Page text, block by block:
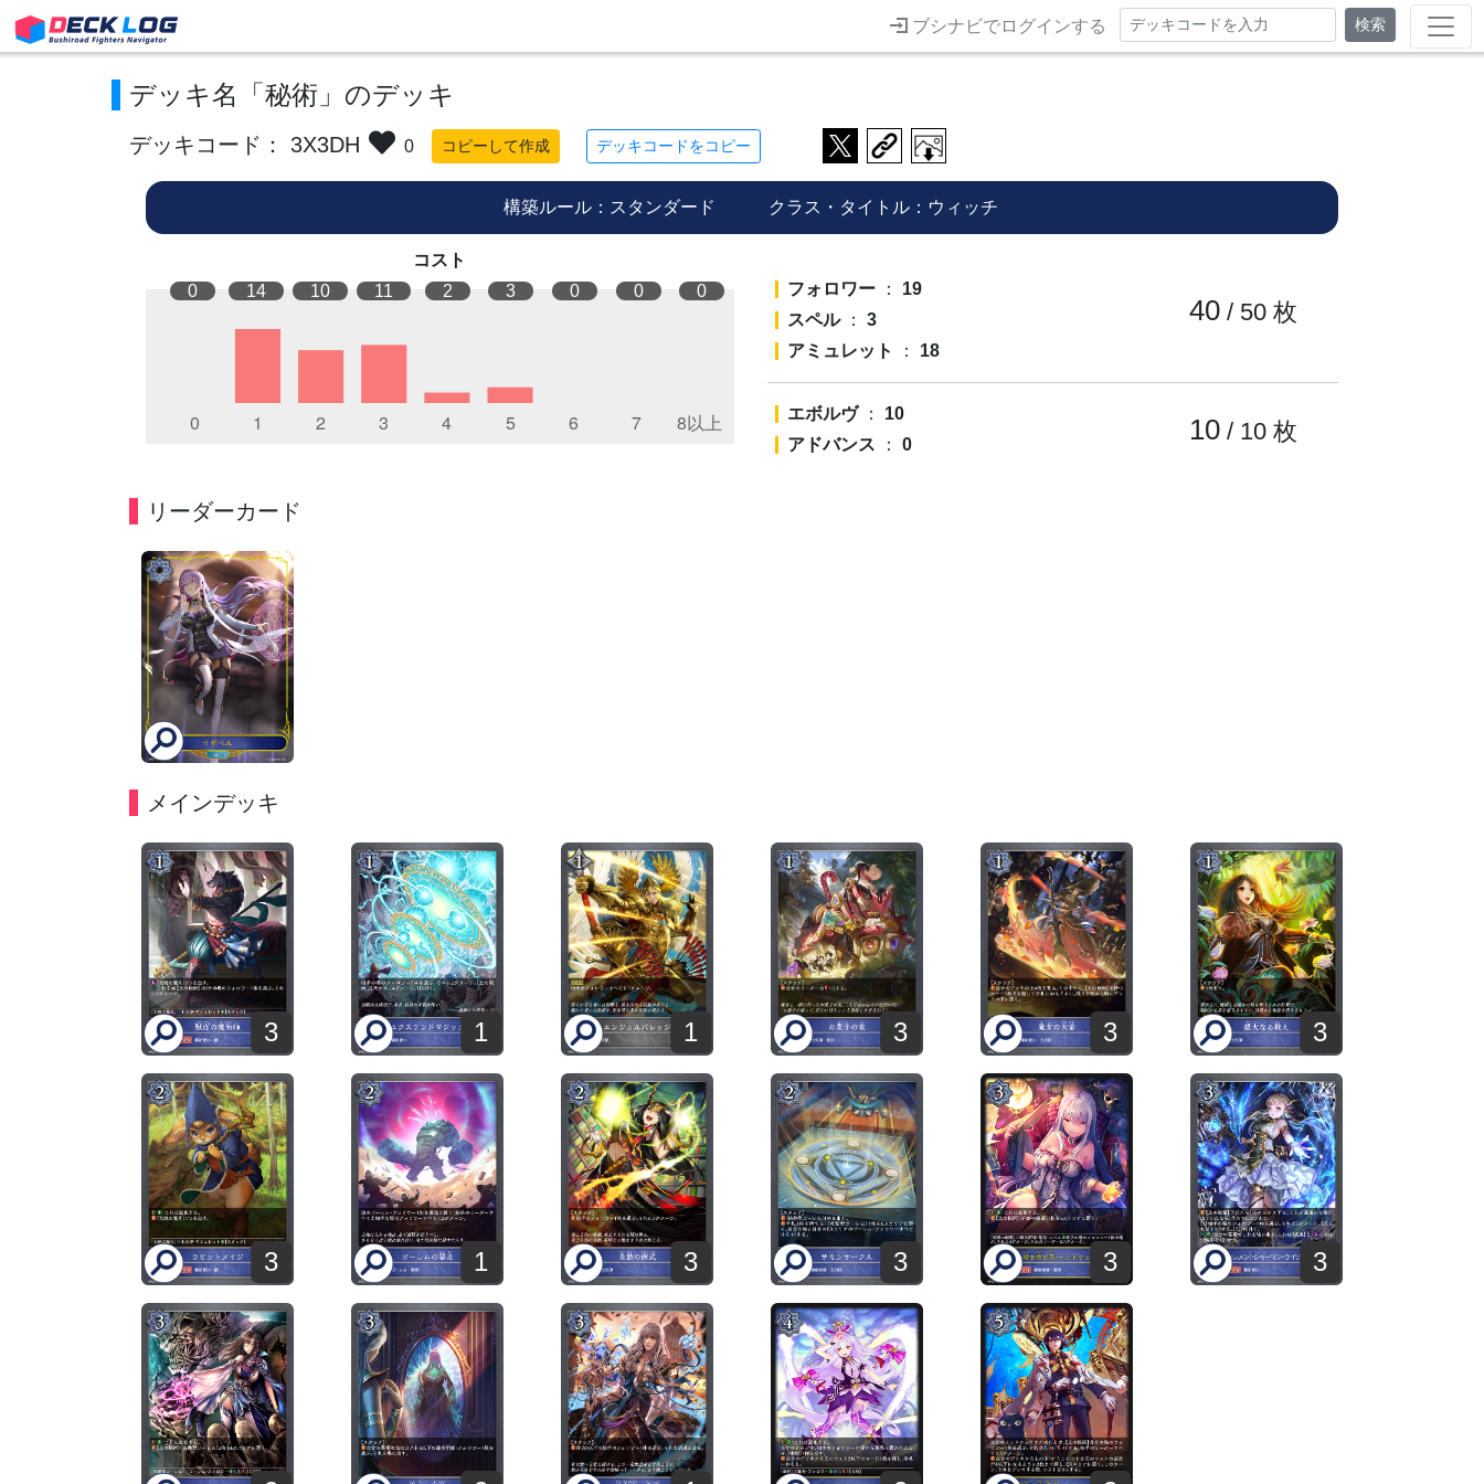
ブシナビでログインする 検索
デッキ名「秘術」のデッキ
デッキコード： 3X3DH 0 コピーして作成 デッキコードをコピー
構築ルール：スタンダード クラス・タイトル：ウィッチ
コスト
0
14 10 11 2 3 0 0 0 フォロワー： 19
スペル： 3
アミュレット
： 18
40/ 50枚
エボルヴ： 10
アドバンス ： 0 10/ 10枚
リーダーカード
メインデッキ
3 1 1 3 3 3
3 1 3 3 3 3